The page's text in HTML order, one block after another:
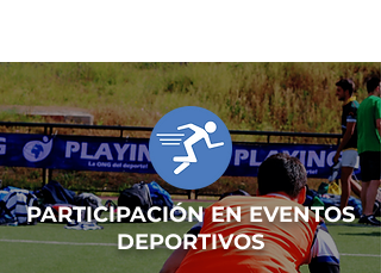
PARTICIPACIÓN EN EVENTOS
DEPORTIVOS